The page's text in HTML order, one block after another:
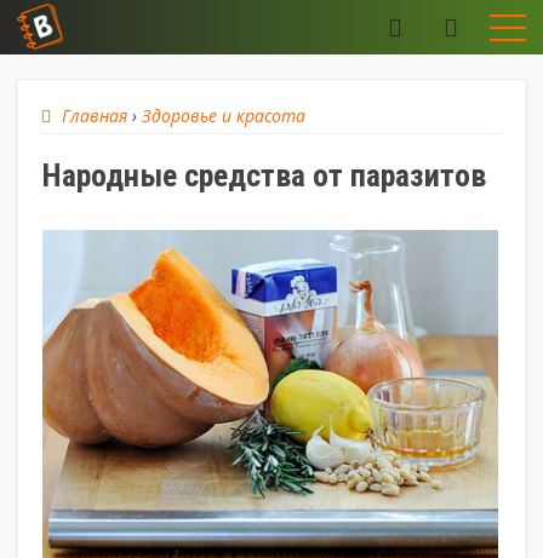
Главная ›Здоровье и красота
​Народные средства от паразитов